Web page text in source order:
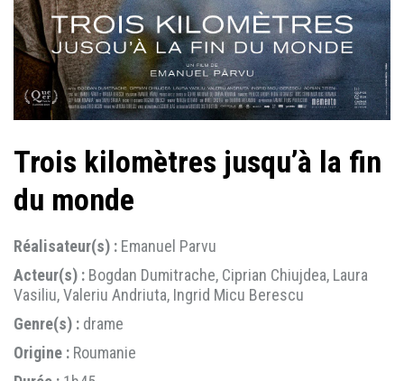
Trois kilomètres jusqu’à la fin
du monde
Réalisateur(s) : Emanuel Parvu
Acteur(s) : Bogdan Dumitrache, Ciprian Chiujdea, Laura
Vasiliu, Valeriu Andriuta, Ingrid Micu Berescu
Genre(s) : drame
Origine : Roumanie